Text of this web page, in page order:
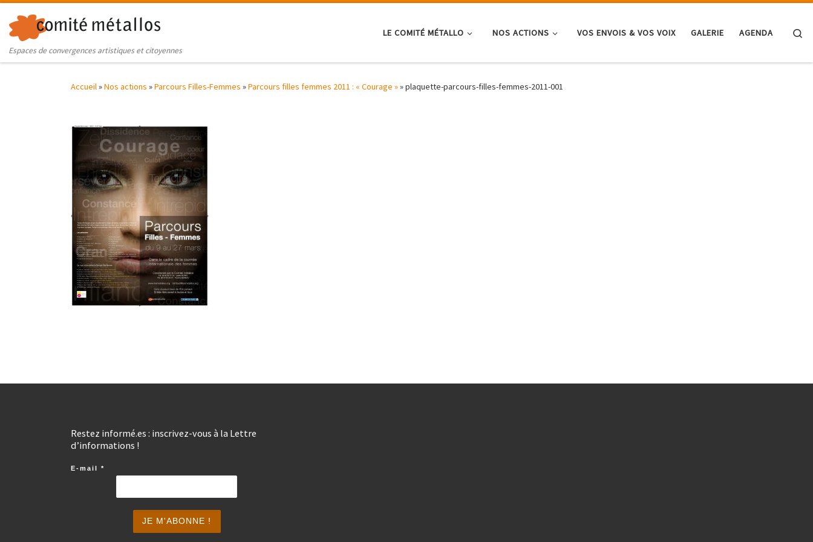
Skip to content
Espaces de convergences artistiques et citoyennes
LE COMITÉ MÉTALLO NOS ACTIONS VOS ENVOIS & VOS VOIX GALERIE AGENDA
Accueil»Nos actions »Parcours Filles-Femmes »Parcours filles femmes 2011 : « Courage »»plaquette-parcours-filles-femmes-2011-001
Restez informé.es : inscrivez-vous à la Lettre
d’informations !
E-mail *